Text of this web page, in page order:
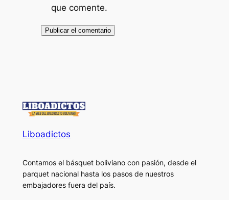
que comente.
Liboadictos
Contamos el básquet boliviano con pasión, desde el
parquet nacional hasta los pasos de nuestros
embajadores fuera del país.